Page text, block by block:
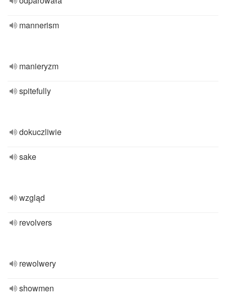
mannerism
manieryzm
spitefully
dokuczliwie
sake
wzgląd
revolvers
rewolwery
showmen